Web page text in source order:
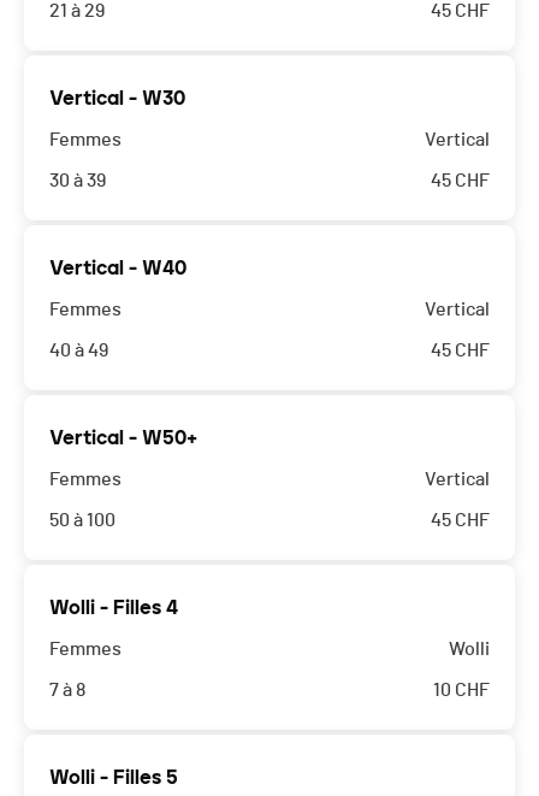
21 à 29 45 CHF
Vertical - W30
Femmes
30 à 39
Vertical
45 CHF
Vertical - W40
Femmes
40 à 49
Vertical
45 CHF
Vertical - W50+
Femmes
50 à 100
Vertical
45 CHF
Wolli - Filles 4
Femmes
7 à 8
Wolli
10 CHF
Wolli - Filles 5